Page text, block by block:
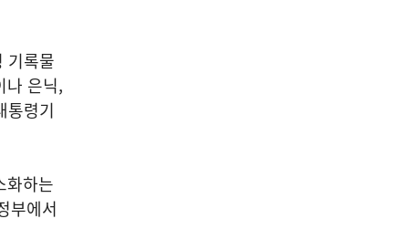
기록물
나 은닉,
통령기
화하는
부에서